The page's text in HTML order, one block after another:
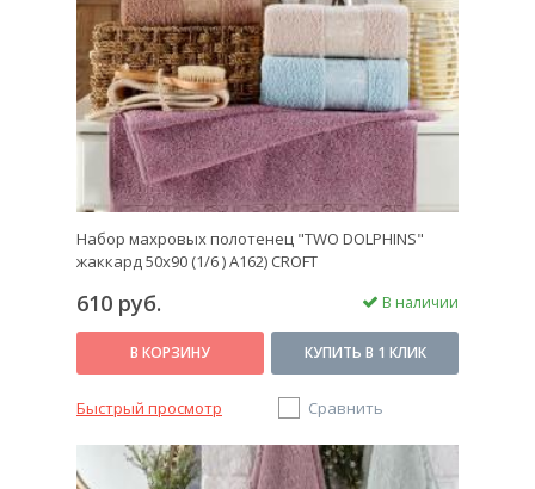
Набор махровых полотенец "TWO DOLPHINS"
жаккард 50х90 (1/6 ) A162) CROFT
610 руб. В наличии
В КОРЗИНУ КУПИТЬ В 1 КЛИК
Быстрый просмотр Сравнить